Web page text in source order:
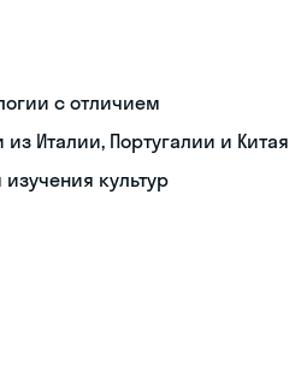
с отличием
Италии, Португалии и Китая
культур